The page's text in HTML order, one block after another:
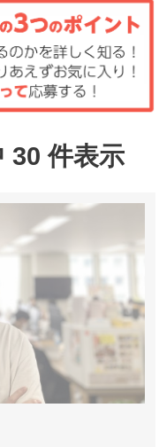
30 件表示